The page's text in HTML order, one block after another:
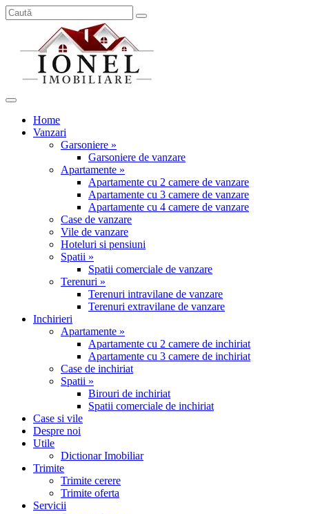
Home
Vanzari
Garsoniere »
Garsoniere de vanzare
Apartamente »
Apartamente cu 2 camere de vanzare
Apartamente cu 3 camere de vanzare
Apartamente cu 4 camere de vanzare
Case de vanzare
Vile de vanzare
Hoteluri si pensiuni
Spatii »
Spatii comerciale de vanzare
Terenuri »
Terenuri intravilane de vanzare
Terenuri extravilane de vanzare
Inchirieri
Apartamente »
Apartamente cu 2 camere de inchiriat
Apartamente cu 3 camere de inchiriat
Case de inchiriat
Spatii »
Birouri de inchiriat
Spatii comerciale de inchiriat
Case si vile
Despre noi
Utile
Dictionar Imobiliar
Trimite
Trimite cerere
Trimite oferta
Servicii